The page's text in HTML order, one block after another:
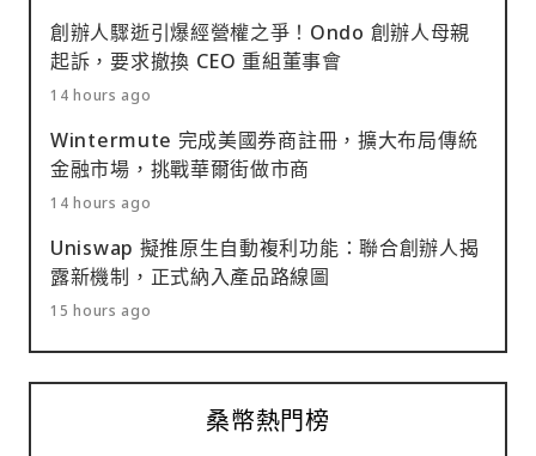
創辦人驟逝引爆經營權之爭！Ondo 創辦人母親
起訴，要求撤換 CEO 重組董事會
14 hours ago
Wintermute 完成美國券商註冊，擴大布局傳統
金融市場，挑戰華爾街做市商
14 hours ago
Uniswap 擬推原生自動複利功能：聯合創辦人揭
露新機制，正式納入產品路線圖
15 hours ago
桑幣熱門榜